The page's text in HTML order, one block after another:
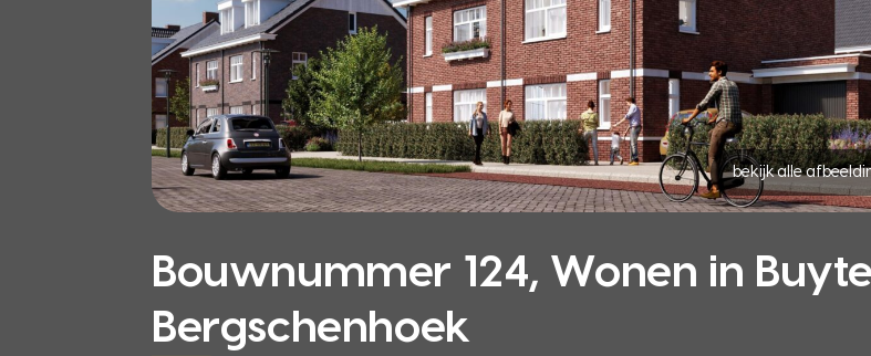
bekijk alle
Bouwnummer 124, Wonen in
Bergschenhoek